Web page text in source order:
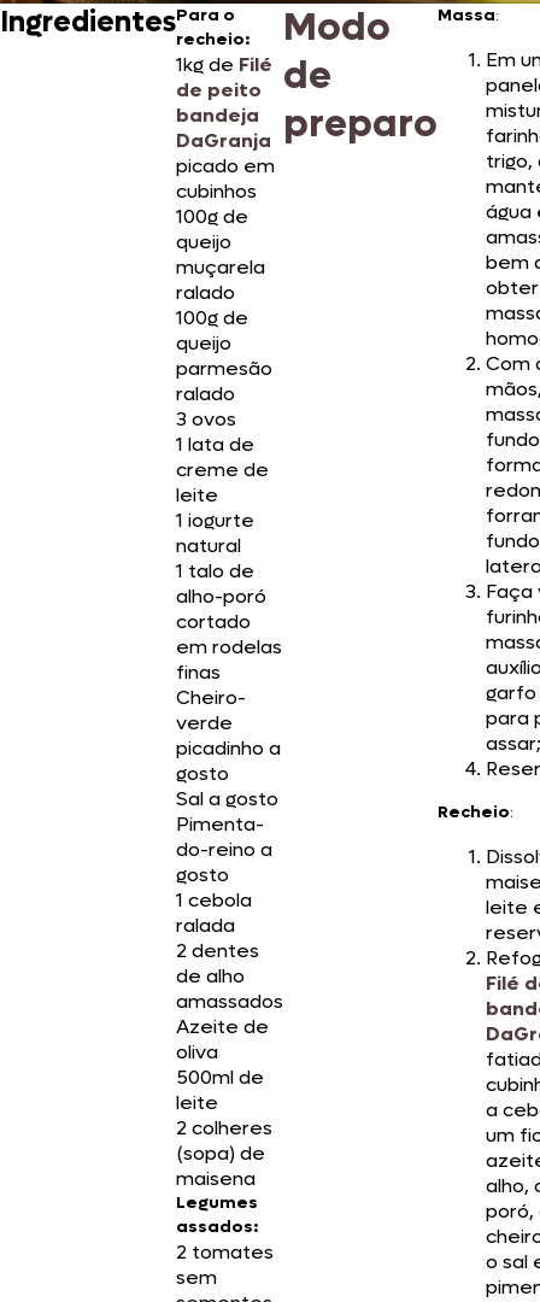
IngredientesPara o
recheio:
1kg de Filé
de peito
bandeja
DaGranja
picado em
cubinhos
100g de
queijo
muçarela
ralado
100g de
queijo
parmesão
ralado
3 ovos
1 lata de
creme de
leite
1 iogurte
natural
1 talo de
alho-poró
cortado
em rodelas
finas
Cheiro-
verde
picadinho a
gosto
Sal a gosto
Pimenta-
do-reino a
gosto
1 cebola
ralada
2 dentes
de alho
amassados
Azeite de
oliva
500ml de
leite
2 colheres
(sopa) de
maisena
Legumes
assados:
2 tomates
sem
Modo
de
preparo
Massa:
Em
trigo,
água
bem
Com
Faça
para
assar;
Recheio:
leite
Filé
a
um
alho,
poró,
o sal